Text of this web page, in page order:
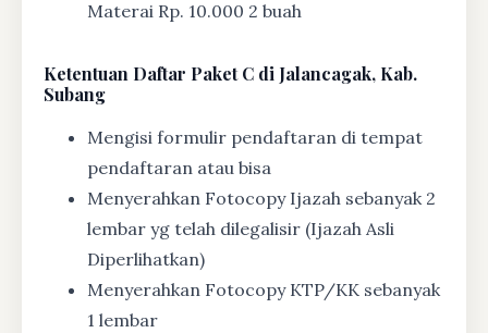
Materai Rp. 10.000 2 buah
Ketentuan Daftar Paket C di Jalancagak, Kab.
Subang
Mengisi formulir pendaftaran di tempat
pendaftaran atau bisa
Menyerahkan Fotocopy Ijazah sebanyak 2
lembar yg telah dilegalisir (Ijazah Asli
Diperlihatkan)
Menyerahkan Fotocopy KTP/KK sebanyak
1 lembar